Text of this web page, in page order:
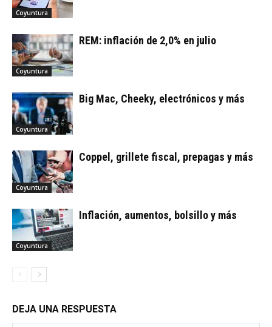
Coyuntura
Coyuntura
REM: inflación de 2,0% en julio
Coyuntura
Big Mac, Cheeky, electrónicos y más
Coyuntura
Coppel, grillete fiscal, prepagas y más
Coyuntura
Inflación, aumentos, bolsillo y más
DEJA UNA RESPUESTA